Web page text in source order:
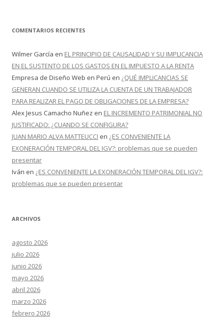
COMENTARIOS RECIENTES
Wilmer García en EL PRINCIPIO DE CAUSALIDAD Y SU IMPLICANCIA
EN EL SUSTENTO DE LOS GASTOS EN EL IMPUESTO A LA RENTA
Empresa de Diseño Web en Perú en ¿QUÉ IMPLICANCIAS SE
GENERAN CUANDO SE UTILIZA LA CUENTA DE UN TRABAJADOR
PARA REALIZAR EL PAGO DE OBLIGACIONES DE LA EMPRESA?
Alex Jesus Camacho Nuñez en EL INCREMENTO PATRIMONIAL NO
JUSTIFICADO: ¿CUANDO SE CONFIGURA?
JUAN MARIO ALVA MATTEUCCI en ¿ES CONVENIENTE LA
EXONERACIÓN TEMPORAL DEL IGV?: problemas que se pueden
presentar
Iván en ¿ES CONVENIENTE LA EXONERACIÓN TEMPORAL DEL IGV?:
problemas que se pueden presentar
ARCHIVOS
agosto 2026
julio 2026
junio 2026
mayo 2026
abril 2026
marzo 2026
febrero 2026